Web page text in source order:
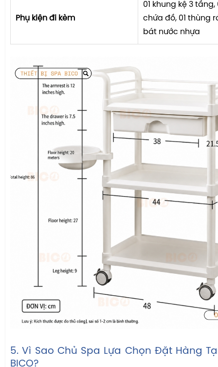
Phụ kiện đi kèm
01 khung kệ 3 tầng,
chứa đồ, 01 thùng
bát nước nhựa
5. Vì Sao Chủ Spa Lựa Chọn Đặt Hàng
BICO?